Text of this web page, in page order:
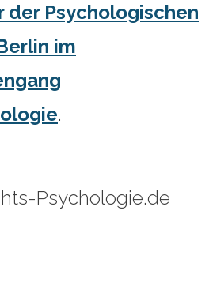
der Psychologischen
im
.
Psychologie.de